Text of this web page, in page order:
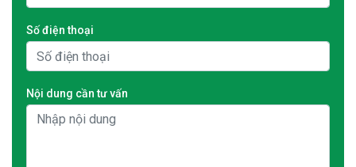
Số điện thoại
Nội dung cần tư vấn